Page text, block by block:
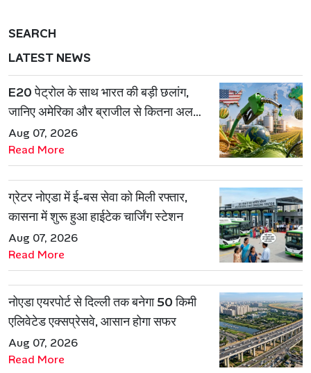
SEARCH
LATEST NEWS
E20 पेट्रोल के साथ भारत की बड़ी छलांग,
जानिए अमेरिका और ब्राजील से कितना अलग
है एथेनॉल मॉडल
Aug 07, 2026
Read More
ग्रेटर नोएडा में ई-बस सेवा को मिली रफ्तार,
कासना में शुरू हुआ हाईटेक चार्जिंग स्टेशन
Aug 07, 2026
Read More
नोएडा एयरपोर्ट से दिल्ली तक बनेगा 50 किमी
एलिवेटेड एक्सप्रेसवे, आसान होगा सफर
Aug 07, 2026
Read More